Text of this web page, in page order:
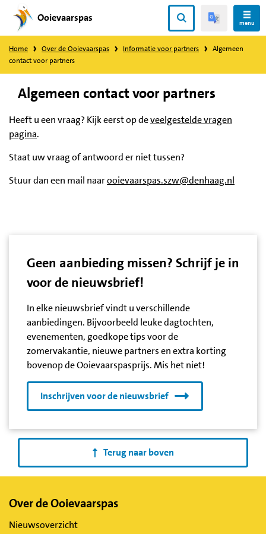
Direct
naar
content
Ooievaarspas menu
Home Over de Ooievaarspas Informatie voor partners
Algemeen
contact voor partners
Algemeen contact voor partners
Heeft u een vraag? Kijk eerst op deveelgestelde vragen
pagina.
Staat uw vraag of antwoord er niet tussen?
Stuur dan een mail naarooievaarspas.szw@denhaag.nl
Geen aanbieding missen? Schrijf je in
voor de nieuwsbrief!
In elke nieuwsbrief vindt u verschillende
aanbiedingen. Bijvoorbeeld leuke dagtochten,
evenementen, goedkope tips voor de
zomervakantie, nieuwe partners en extra korting
bovenop de Ooievaarspasprijs. Mis het niet!
Inschrijven voor de nieuwsbrief
Terug naar boven
Belangrijke
links
Over de Ooievaarspas
Nieuwsoverzicht